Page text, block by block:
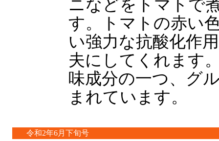
ニなどをトマトで
す。トマトの赤い
い強力な抗酸化作
夫にしてくれます
味成分の一つ、グ
まれています。
令和2年6月下旬号